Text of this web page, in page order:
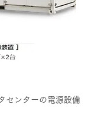
センターの電源設備